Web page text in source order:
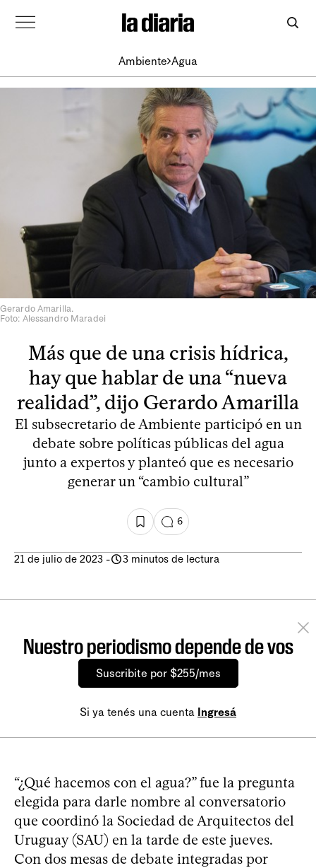
Ambiente Agua
Gerardo Amarilla.
Foto: Alessandro Maradei
Más que de una crisis hídrica,
hay que hablar de una “nueva
realidad”, dijo Gerardo Amarilla
El subsecretario de Ambiente participó en un
debate sobre políticas públicas del agua
junto a expertos y planteó que es necesario
generar un “cambio cultural”
6
21 de julio de 2023 - 3 minutos de lectura
Nuestro periodismo depende de vos
Suscribite por $255/mes
Si ya tenés una cuenta Ingresá
“¿Qué hacemos con el agua?” fue la pregunta
elegida para darle nombre al conversatorio
que coordinó la Sociedad de Arquitectos del
Uruguay (SAU) en la tarde de este jueves.
Con dos mesas de debate integradas por